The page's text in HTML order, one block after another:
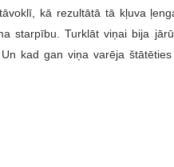
kā rezultātā tā kļuva
starpību. Turklāt viņai bija
kad gan viņa varēja